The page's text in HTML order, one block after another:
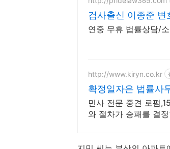
검사출신 이종준 변
연중 무휴 법률상담/
http://www.kiryn.co.kr
확정일자은 법률사
민사 전문 중견 로펌
와 절차가 승패를 결